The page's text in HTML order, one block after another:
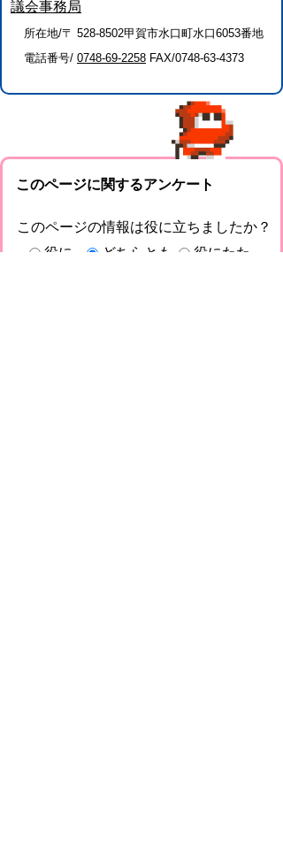
議会事務局
所在地/〒 528-8502甲賀市水口町水口6053番地
電話番号/ 0748-69-2258 FAX/0748-63-4373
このページに関するアンケート
このページの情報は役に立ちましたか？
役に
どちらとも
役にたた